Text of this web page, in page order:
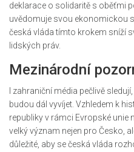
deklarace o solidaritě s oběťmi
uvědomuje svou ekonomickou
česká vláda tímto krokem sníží
lidských práv.
Mezinárodní
I zahraniční média pečlivě
budou dál vyvíjet. Vzhledem k
republiky v rámci Evropské unie
velký význam nejen pro Česko,
důležité, aby se česká vláda